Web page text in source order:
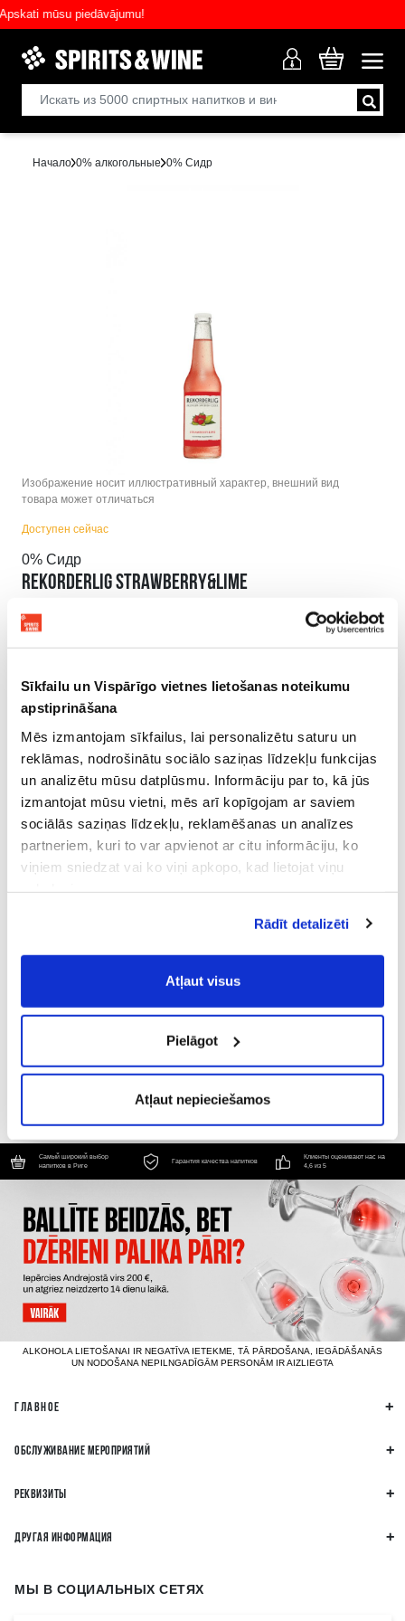
Sīkfailu un Vispārīgo vietnes lietošanas noteikumu
apstiprināšana
Mēs izmantojam sīkfailus, lai personalizētu saturu un
reklāmas, nodrošinātu sociālo saziņas līdzekļu funkcijas
un analizētu mūsu datplūsmu. Informāciju par to, kā jūs
izmantojat mūsu vietni, mēs arī kopīgojam ar saviem
sociālās saziņas līdzekļu, reklamēšanas un analīzes
partneriem, kuri to var apvienot ar citu informāciju, ko
viņiem sniedzat vai ko viņi apkopo, kad lietojat viņu
Vispārīgiem vietnes lietošanas
noteikumiem(saīsināti - VVLN).
Rādīt detalizēti
Atļaut visus
Pielāgot
Atļaut nepieciešamos
mūsu piedāvājumu!
Начало 0% aлкогольныe 0% Сидр
Изображение носит иллюстративный характер, внешний вид
товара может отличаться
Доступен сейчас
0% Сидр
REKORDERLIG STRAWBERRY&LIME
BEZALKOHOLISKS
ИНФОРМАЦИЯ О ПРОДУКТЕ
ВАМ ТАКЖЕ МОЖЕТ ПОНРАВИТЬСЯ
TĀLAVAS ĀBOLU BEZALKOHOLISKS
B КОРЗИНУ
KOKMUIŽAS JAUNĀ STRĀVA
B КОРЗИНУ
Самый широкий выбор
напитков в Риге
Гарантия качества напитков
Клиенты оценивают нас на
4,6 из 5
ALKOHOLA LIETOŠANAI IR NEGATĪVA IETEKME, TĀ PĀRDOŠANA, IEGĀDĀŠANĀS
UN NODOŠANA NEPILNGADĪGĀM PERSONĀM IR AIZLIEGTA
ГЛАВНОЕ
ОБСЛУЖИВАНИЕ МЕРОПРИЯТИЙ
РЕКВИЗИТЫ
ДРУГАЯ ИНФОРМАЦИЯ
МЫ В СОЦИАЛЬНЫХ СЕТЯХ